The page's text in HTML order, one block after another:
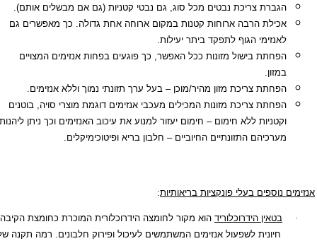
צריכת נבטים מכל סוג, גם נבטי קטניות (גם אם מבשלים אותם).
הרבה ארוחות קטנות במקום ארוחה אחת גדולה. כך מאפשרים גם
הגוף לתפקד ביתר יעילות.
בישול מזונות ככל האפשר, כך פוגעים בפחות אנזימים המצויים
צריכת מזון מהיר/מוכן – בעל ערך תזונתי נמוך וללא אנזימים.
צריכת מזונות המכילים מעכבי אנזימים דוגמת מוצרי סויה, בוטנים
ללא חימום – חימום יעזור למנוע את עיכוב האנזימים וכך ניתן ליהנות
התזונתיים החיוביים – חלבון בריא ופיטוכימיקלים.
בעלי פונקציות בריאותיות:
הידרוכלורידהוא מקור לחומצה הידרוכלורית המוכרת כחומצת הקיבה, אשר
חיונית לשפעול אנזימים המשתמשים לעיכול ופירוק חלבונים. רמה תקנה של חומצה